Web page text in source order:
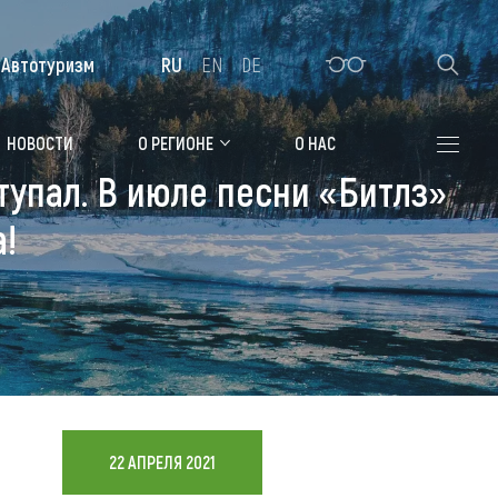
Алтайская зимовка
Где остановиться
Санатории
Гостиницы, отели
Коттеджи, базы
Сельские усадьбы
Мотели, придорожные отели
НОВОСТИ О РЕГИОНЕ О НАС
Автотуризм RU EN DE
В июле песни «Битлз»
22 АПРЕЛЯ 2021